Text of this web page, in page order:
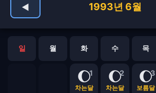
◀ 1993년 6월
일 월 화 수 목
1
🌔
차는달
2
🌔
차는달
3
🌔
보름달